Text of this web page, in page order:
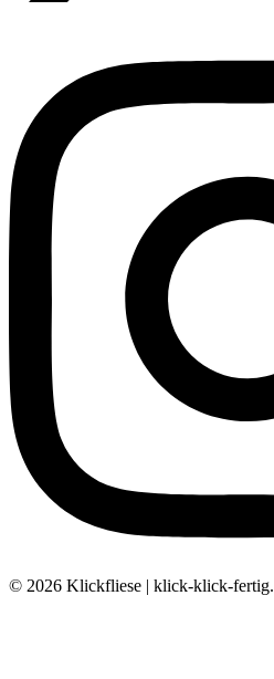
© 2026 Klickfliese | klick-klick-fertig.